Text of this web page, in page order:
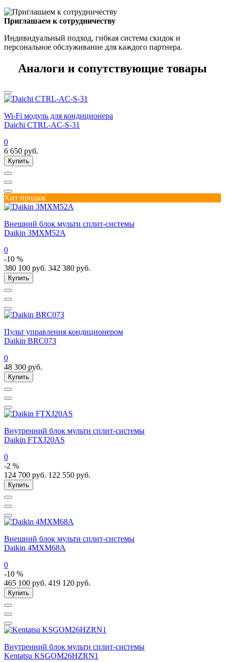
Приглашаем к сотрудничеству
Индивидуальный подход, гибкая система скидок и
персональное обслуживание для каждого партнера.
Аналоги и сопутствующие товары
Wi-Fi модуль для кондиционера
Daichi CTRL-AC-S-31
0
6 650 руб.
Купить
Хит продаж
Внешний блок мульти сплит-системы
Daikin 3MXM52A
0
-10 %
380 100 руб. 342 380 руб.
Купить
Пульт управления кондиционером
Daikin BRC073
0
48 300 руб.
Купить
Внутренний блок мульти сплит-системы
Daikin FTXJ20AS
0
-2 %
124 700 руб. 122 550 руб.
Купить
Внешний блок мульти сплит-системы
Daikin 4MXM68A
0
-10 %
465 100 руб. 419 120 руб.
Купить
Внутренний блок мульти сплит-системы
Kentatsu KSGOM26HZRN1